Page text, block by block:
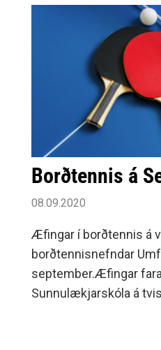
Borðtennis á
08.09.2020
Æfingar í borðtennis á
borðtennisnefndar
september.Æfingar
Sunnulækjarskóla á